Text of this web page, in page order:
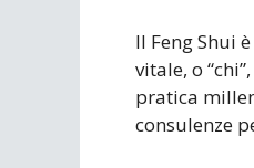
Il Feng Shui
vitale, o
pratica
consulenze